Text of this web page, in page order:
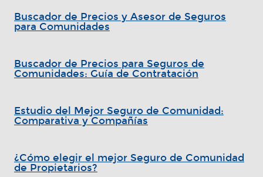
Buscador de Precios y Asesor de Seguros
para Comunidades
Buscador de Precios para Seguros de
Comunidades: Guía de Contratación
Estudio del Mejor Seguro de Comunidad:
Comparativa y Compañías
¿Cómo elegir el mejor Seguro de Comunidad
de Propietarios?